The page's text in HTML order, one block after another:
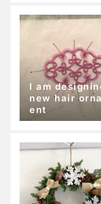
I am
new hair
ent